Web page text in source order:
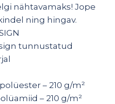
nähtavamaks! Jope
ning hingav.
tunnustatud
– 210 g/m²
– 210 g/m²